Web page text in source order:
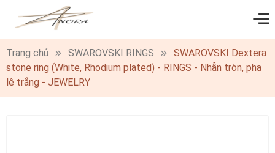
0
Trang chủ SWAROVSKI RINGS
SWAROVSKI Dextera
stone ring (White, Rhodium plated) - RINGS - Nhẫn tròn, pha
lê trắng - JEWELRY